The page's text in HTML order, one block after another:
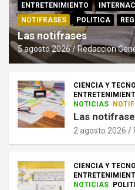
ENTRETENIMIENTO
NOTIFRASES
POLITICA
Las notifrases
5 agosto 2026 Redaccion
CIENCIA Y
NOTICIAS
Las
2 agosto 2026
CIENCIA Y
NOTICIAS